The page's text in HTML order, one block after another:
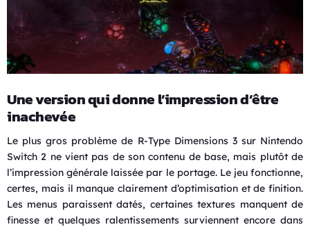
Une version qui donne l’impression d’être
inachevée
Le plus gros problème de R-Type Dimensions 3 sur Nintendo
Switch 2 ne vient pas de son contenu de base, mais plutôt de
l’impression générale laissée par le portage. Le jeu fonctionne,
certes, mais il manque clairement d’optimisation et de finition.
Les menus paraissent datés, certaines textures manquent de
finesse et quelques ralentissements surviennent encore dans